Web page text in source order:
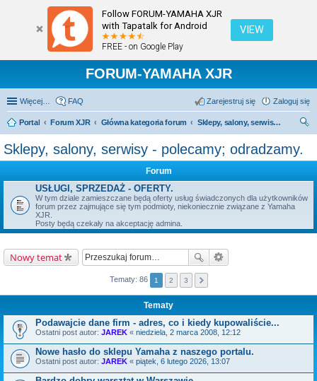
Follow FORUM-YAMAHA XJR
with Tapatalk for Android
FREE - on Google Play
VIEW
FORUM-YAMAHA XJR
Więcej… FAQ Zaloguj się
Zarejestruj się
Portal Forum XJR Główna kategoria forum
Sklepy, salony, serwisy - polecamy; odradzamy.
kaj
Sklepy, salony, serwisy - polecamy; odradzamy.
Forum
USŁUGI, SPRZEDAŻ - OFERTY.
W tym dziale zamieszczane będą oferty usług świadczonych dla użytkowników
forum przez zajmujące się tym podmioty, niekoniecznie związane z Yamaha
XJR.
Posty będą czekały na akceptację admina.
Nowy temat
Tematy: 86 1 2 3
Tematy
Podawajcie dane firm - adres, co i kiedy kupowaliście...
Ostatni post autor: JAREK « niedziela, 2 marca 2008, 12:12
Nowe hasło do sklepu Yamaha z naszego portalu.
Ostatni post autor: JAREK « piątek, 6 lutego 2026, 13:07